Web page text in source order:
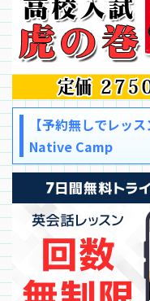
【予約無しでレッ
Native Camp